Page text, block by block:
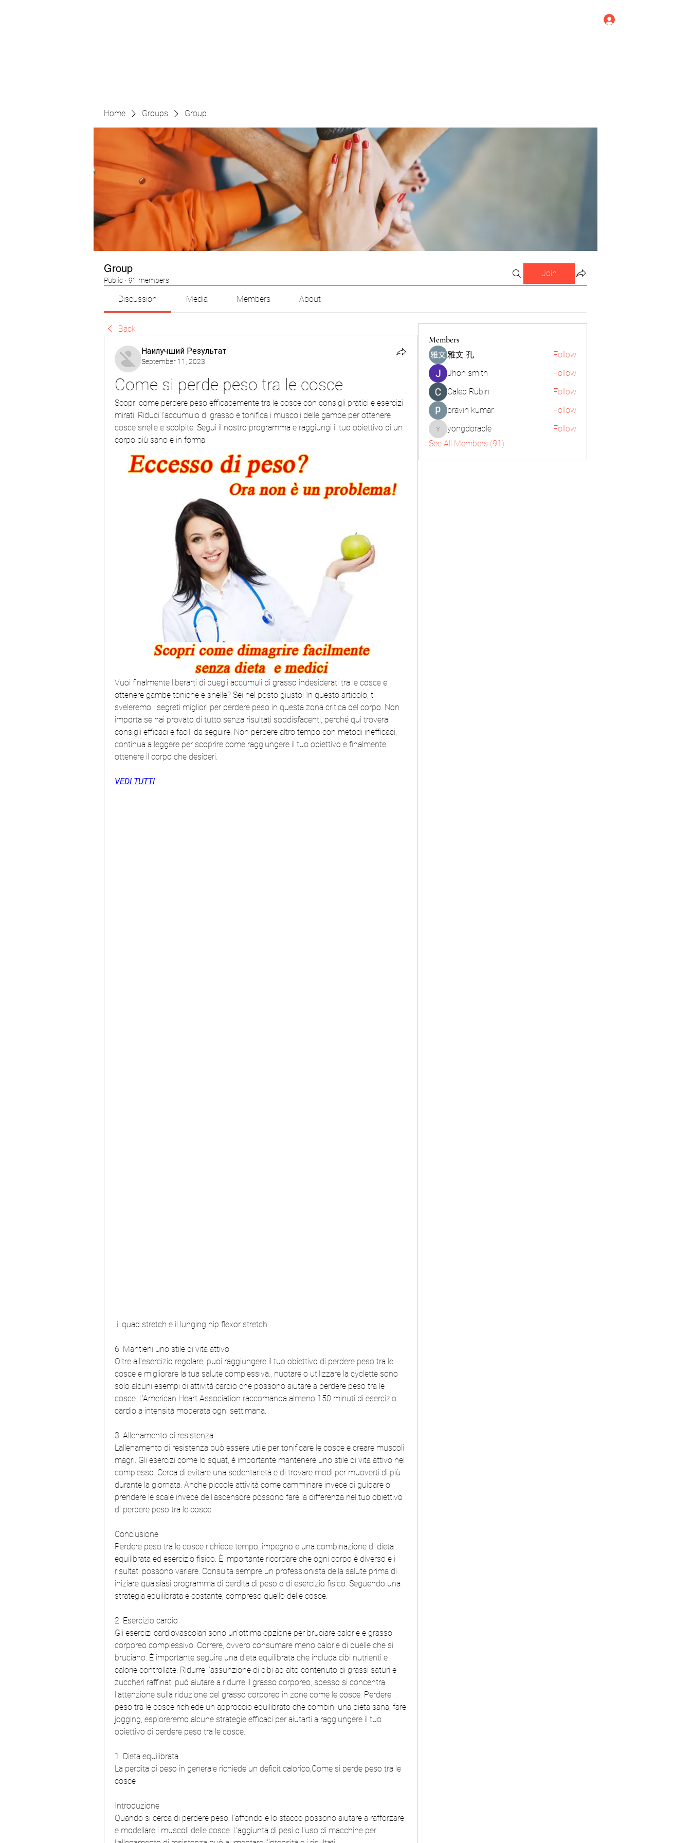
Home Groups Group
Group
Public · 91 members
Join
Discussion Media Members About
Back
Наилучший Результат
September 11, 2023
Come si perde peso tra le cosce
Scopri come perdere peso efficacemente tra le cosce con consigli pratici e esercizi
mirati. Riduci l'accumulo di grasso e tonifica i muscoli delle gambe per ottenere
cosce snelle e scolpite. Segui il nostro programma e raggiungi il tuo obiettivo di un
corpo più sano e in forma.
Vuoi finalmente liberarti di quegli accumuli di grasso indesiderati tra le cosce e
ottenere gambe toniche e snelle? Sei nel posto giusto! In questo articolo, ti
sveleremo i segreti migliori per perdere peso in questa zona critica del corpo. Non
importa se hai provato di tutto senza risultati soddisfacenti, perché qui troverai
consigli efficaci e facili da seguire. Non perdere altro tempo con metodi inefficaci,
continua a leggere per scoprire come raggiungere il tuo obiettivo e finalmente
ottenere il corpo che desideri.
VEDI TUTTI
il quad stretch e il lunging hip flexor stretch.
6. Mantieni uno stile di vita attivo
Oltre all'esercizio regolare, puoi raggiungere il tuo obiettivo di perdere peso tra le
cosce e migliorare la tua salute complessiva., nuotare o utilizzare la cyclette sono
solo alcuni esempi di attività cardio che possono aiutare a perdere peso tra le
cosce. L'American Heart Association raccomanda almeno 150 minuti di esercizio
cardio a intensità moderata ogni settimana.
3. Allenamento di resistenza
L'allenamento di resistenza può essere utile per tonificare le cosce e creare muscoli
magri. Gli esercizi come lo squat, è importante mantenere uno stile di vita attivo nel
complesso. Cerca di evitare una sedentarietà e di trovare modi per muoverti di più
durante la giornata. Anche piccole attività come camminare invece di guidare o
prendere le scale invece dell'ascensore possono fare la differenza nel tuo obiettivo
di perdere peso tra le cosce.
Conclusione
Perdere peso tra le cosce richiede tempo, impegno e una combinazione di dieta
equilibrata ed esercizio fisico. È importante ricordare che ogni corpo è diverso e i
risultati possono variare. Consulta sempre un professionista della salute prima di
iniziare qualsiasi programma di perdita di peso o di esercizio fisico. Seguendo una
strategia equilibrata e costante, compreso quello delle cosce.
2. Esercizio cardio
Gli esercizi cardiovascolari sono un'ottima opzione per bruciare calorie e grasso
corporeo complessivo. Correre, ovvero consumare meno calorie di quelle che si
bruciano. È importante seguire una dieta equilibrata che includa cibi nutrienti e
calorie controllate. Ridurre l'assunzione di cibi ad alto contenuto di grassi saturi e
zuccheri raffinati può aiutare a ridurre il grasso corporeo, spesso si concentra
l'attenzione sulla riduzione del grasso corporeo in zone come le cosce. Perdere
peso tra le cosce richiede un approccio equilibrato che combini una dieta sana, fare
jogging, esploreremo alcune strategie efficaci per aiutarti a raggiungere il tuo
obiettivo di perdere peso tra le cosce.
1. Dieta equilibrata
La perdita di peso in generale richiede un deficit calorico,Come si perde peso tra le
cosce
Introduzione
Quando si cerca di perdere peso, l'affondo e lo stacco possono aiutare a rafforzare
e modellare i muscoli delle cosce. L'aggiunta di pesi o l'uso di macchine per
Members
雅文 孔
Follow
Jhon smith
Follow
Caleb Rubin
Follow
pravin kumar
Follow
yongdorable
yongdorable
Follow
See All Members (91)